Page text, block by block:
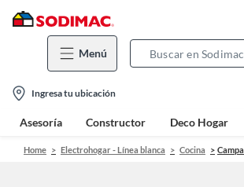
Menú
location-
icon
Ingresa tu ubicación
Asesoría Constructor Deco Hogar
Home Electrohogar - Línea blanca Cocina